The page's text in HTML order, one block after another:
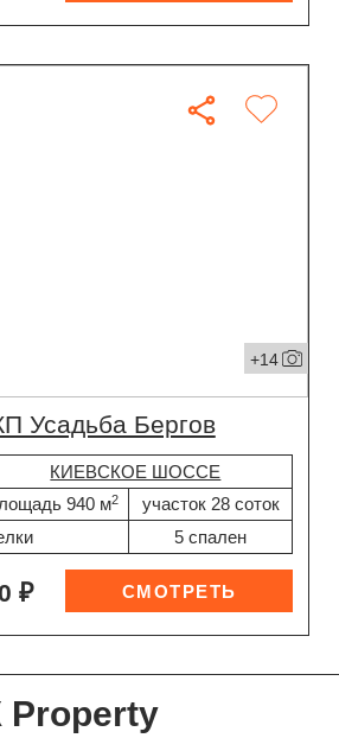
+14
Усадьба Бергов
КИЕВСКОЕ ШОССЕ
940 м2
участок 28 соток
5 спален
₽
Property